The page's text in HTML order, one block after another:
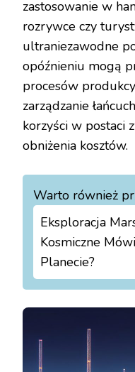
zastosowanie w
rozrywce czy
ultraniezawodne
opóźnieniu mogą
procesów
zarządzanie
korzyści w postaci
obniżenia kosztów.
Warto również
Eksploracja
Kosmiczne
Planecie?